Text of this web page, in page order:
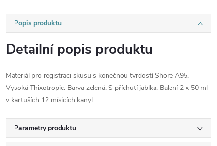
Popis produktu
Detailní popis produktu
Materiál pro registraci skusu s konečnou tvrdostí Shore A95.
Vysoká Thixotropie. Barva zelená. S příchutí jablka. Balení 2 x 50 ml
v kartuších 12 mísicích kanyl.
Parametry produktu